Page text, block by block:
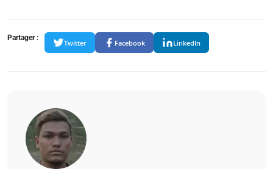
Partager :
Twitter Facebook LinkedIn